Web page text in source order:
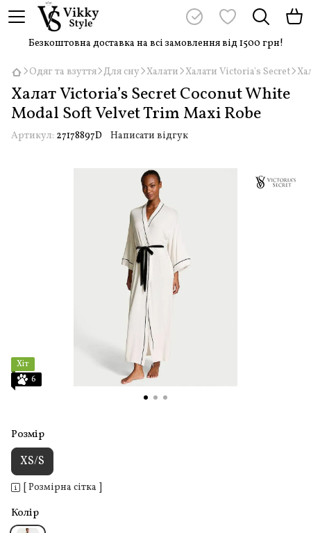
Безкоштовна доставка на всі замовлення від 1500 грн!
Одяг та взуття Для сну Халати Халати Victoria's Secret
Халат Victoria’s Secret Coconut White
Modal Soft Velvet Trim Maxi Robe
Артикул: 27178897D Написати відгук
Хіт
6
Розмір
XS/S
[ Розмірна сітка ]
Колір